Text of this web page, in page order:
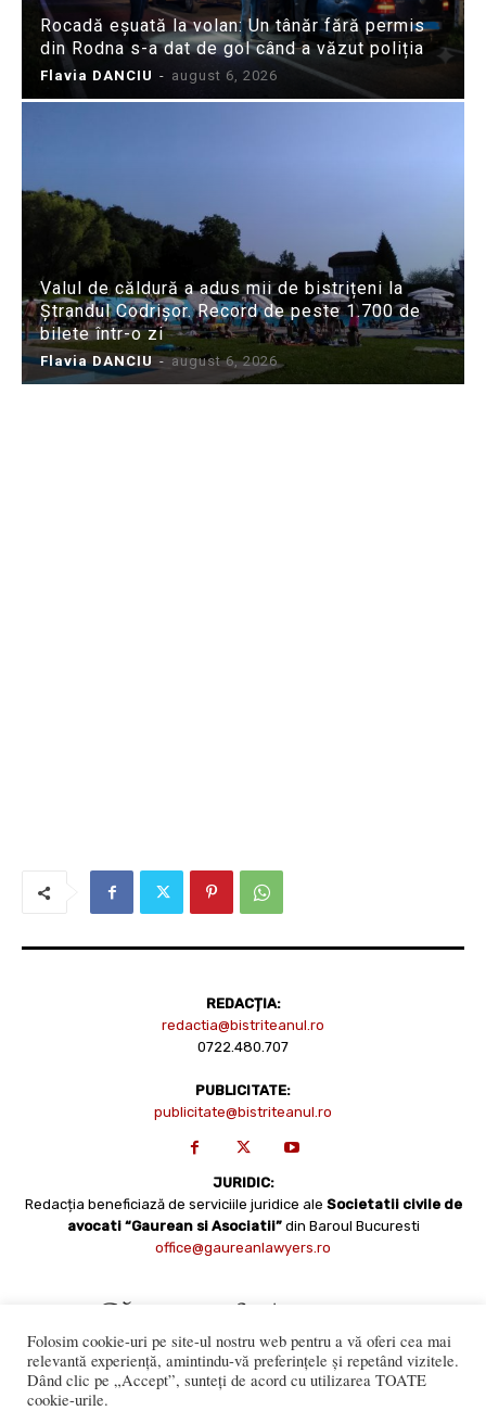
Rocadă eșuată la volan: Un tânăr fără permis
din Rodna s-a dat de gol când a văzut poliția
Flavia DANCIU - august 6, 2026
Valul de căldură a adus mii de bistrițeni la
Ștrandul Codrișor. Record de peste 1.700 de
bilete într-o zi
Flavia DANCIU - august 6, 2026
REDACȚIA:
redactia@bistriteanul.ro
0722.480.707
PUBLICITATE:
publicitate@bistriteanul.ro
JURIDIC:
Redacția beneficiază de serviciile juridice ale Societatii civile de
avocati “Gaurean si Asociatii” din Baroul Bucuresti
office@gaureanlawyers.ro
Folosim cookie-uri pe site-ul nostru web pentru a vă oferi cea mai
relevantă experiență, amintindu-vă preferințele și repetând vizitele.
Dând clic pe „Accept”, sunteți de acord cu utilizarea TOATE
cookie-urile.